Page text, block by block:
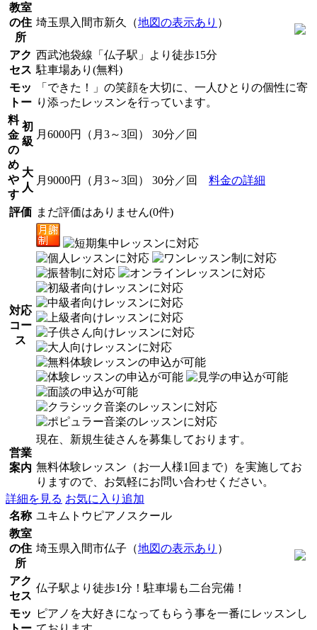
教室
の住
所
埼玉県入間市新久（地図の表示あり ）
アク
セス
西武池袋線「仏子駅」より徒歩15分
駐車場あり(無料)
モッ
トー
「できた！」の笑顔を大切に、一人ひとりの個性に寄
り添ったレッスンを行っています。
料
金
の
め
や
す
初
級
月6000円（月3～3回） 30分／回
大
人
月9000円（月3～3回） 30分／回 料金の詳細
評価 まだ評価はありません(0件)
対応
コー
ス
営業
案内
現在、新規生徒さんを募集しております。
無料体験レッスン（お一人様1回まで）を実施してお
りますので、お気軽にお問い合わせください。
詳細を見る お気に入り追加
名称 ユキムトウピアノスクール
教室
の住
所
埼玉県入間市仏子（地図の表示あり ）
アク
セス
仏子駅より徒歩1分！駐車場も二台完備！
モッ
ピアノを大好きになってもらう事を一番にレッスンし